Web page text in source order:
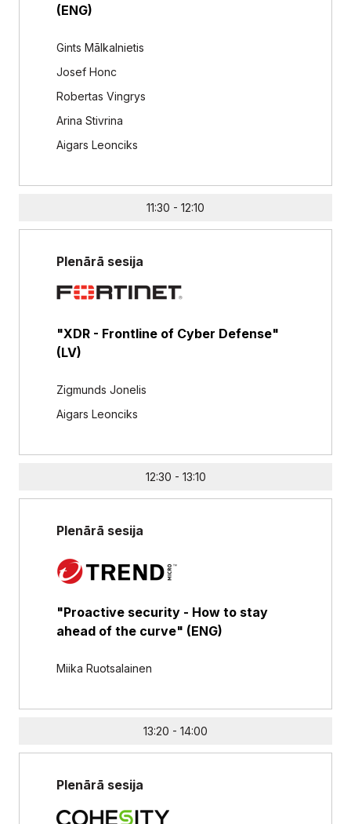
(ENG)
Gints Mālkalnietis
Josef Honc
Robertas Vingrys
Arina Stivrina
Aigars Leonciks
11:30 - 12:10
Plenārā sesija
"XDR - Frontline of Cyber Defense"
(LV)
Zigmunds Jonelis
Aigars Leonciks
12:30 - 13:10
Plenārā sesija
"Proactive security - How to stay
ahead of the curve" (ENG)
Miika Ruotsalainen
13:20 - 14:00
Plenārā sesija